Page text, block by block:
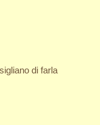
di farla